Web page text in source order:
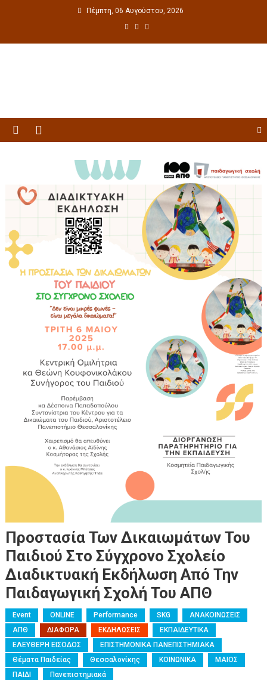
Πέμπτη, 06 Αυγούστου, 2026
Προστασία Των Δικαιωμάτων Του
Παιδιού Στο Σύγχρονο Σχολείο
Διαδικτυακή Εκδήλωση Από Την
Παιδαγωγική Σχολή Του ΑΠΘ
Event ONLINE Performance SKG
ΑΝΑΚΟΙΝΩΣΕΙΣ
ΑΠΘ
ΔΙΑΦΟΡΑ ΕΚΔΗΛΩΣΕΙΣ
ΕΚΠΑΙΔΕΥΤΙΚΑ
ΕΛΕΥΘΕΡΗ ΕΙΣΟΔΟΣ
ΕΠΙΣΤΗΜΟΝΙΚΑ ΠΑΝΕΠΙΣΤΗΜΙΑΚΑ
Θέματα Παιδείας
Θεσσαλονίκης ΚΟΙΝΩΝΙΚΑ
ΜΑΙΟΣ
ΠΑΙΔΙ
Πανεπιστημιακά